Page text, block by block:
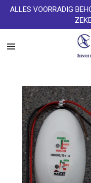
Ga
naar
de
ALLES VOORRADIG